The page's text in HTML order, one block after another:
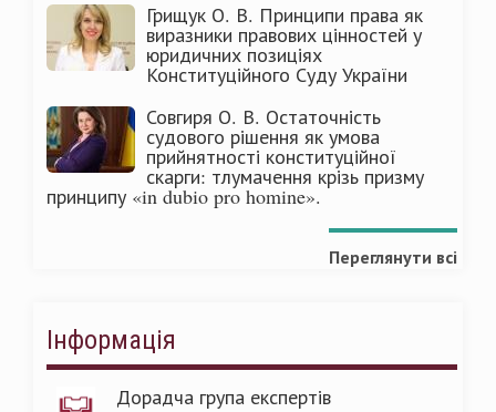
Грищук О. В. Принципи права як
виразники правових цінностей у
юридичних позиціях
Конституційного Суду України
Совгиря О. В. Остаточність
судового рішення як умова
прийнятності конституційної
скарги: тлумачення крізь призму
принципу «in dubio pro homine».
Переглянути всі
Інформація
Дорадча група експертів